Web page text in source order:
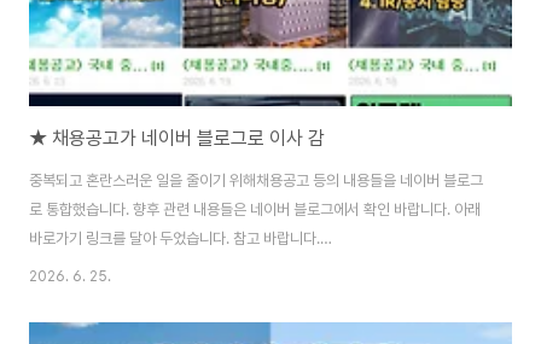
★ 채용공고가 네이버 블로그로 이사 감
중복되고 혼란스러운 일을 줄이기 위해채용공고 등의 내용들을 네이버 블로그
로 통합했습니다. 향후 관련 내용들은 네이버 블로그에서 확인 바랍니다. 아래
바로가기 링크를 달아 두었습니다. 참고 바랍니다.
https://blog.naver.com/best-headhunter 베스트 헤드헌터 스토리 : 네
서치펌 로이컨설팅에서 15년째 전업 헤드헌터로 활동하는 중. (컨텍:
2026. 6. 25.